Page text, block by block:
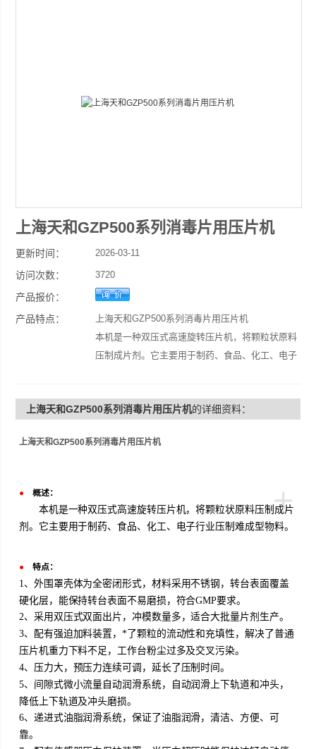
上海天和GZP500系列消毒片用压片机
更新时间： 2026-03-11
访问次数： 3720
产品报价：
产品特点：
上海天和GZP500系列消毒片用压片机
本机是一种双压式高速旋转压片机，将颗粒状原料
压制成片剂。它主要用于制药、食品、化工、电子
上海天和GZP500系列消毒片用压片机的详细资料：
上海天和GZP500系列消毒片用压片机
+
●概述：
本机是一种双压式高速旋转压片机，将颗粒状原料压制成片
剂。它主要用于制药、食品、化工、电子行业压制难成型物料。
●特点：
1、外围罩壳体为全密闭形式，材料采用不锈钢，转台表面覆盖
硬化层，能保持转台表面不易磨损，符合GMP要求。
2、采用双压式双面出片，冲模数量多，适合大批量片剂生产。
3、配有强迫加料装置，*了颗粒的流动性和充填性，解决了普通
压片机重力下料不足，工作台粉尘过多及交叉污染。
4、压力大，预压力连续可调，延长了压制时间。
5、间隙式微小流量自动润滑系统，自动润滑上下轨道和冲头，
降低上下轨道及冲头磨损。
6、递进式油脂润滑系统，保证了油脂润滑，清洁、方便、可
靠。